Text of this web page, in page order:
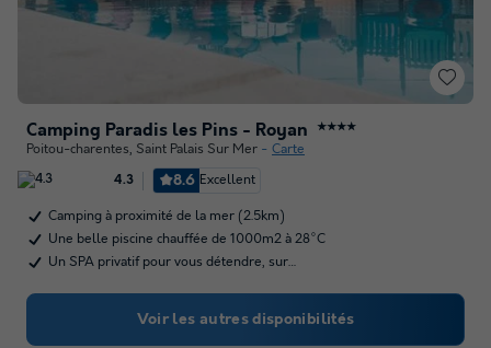
Camping Paradis les Pins - Royan ★★★★
Poitou-charentes, Saint Palais Sur Mer Carte
4.3 8.6 Excellent
Camping à proximité de la mer (2.5km)
Une belle piscine chauffée de 1000m2 à 28°C
Un SPA privatif pour vous détendre, sur…
Voir les autres disponibilités